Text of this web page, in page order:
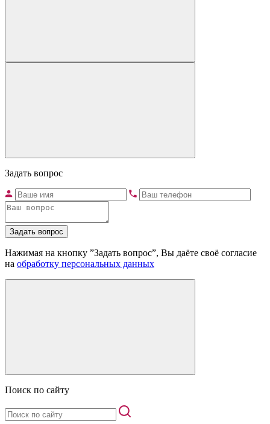
Задать вопрос
Задать вопрос
Нажимая на кнопку ”Задать вопрос”, Вы даёте своё согласие
на обработку персональных данных
Поиск по сайту